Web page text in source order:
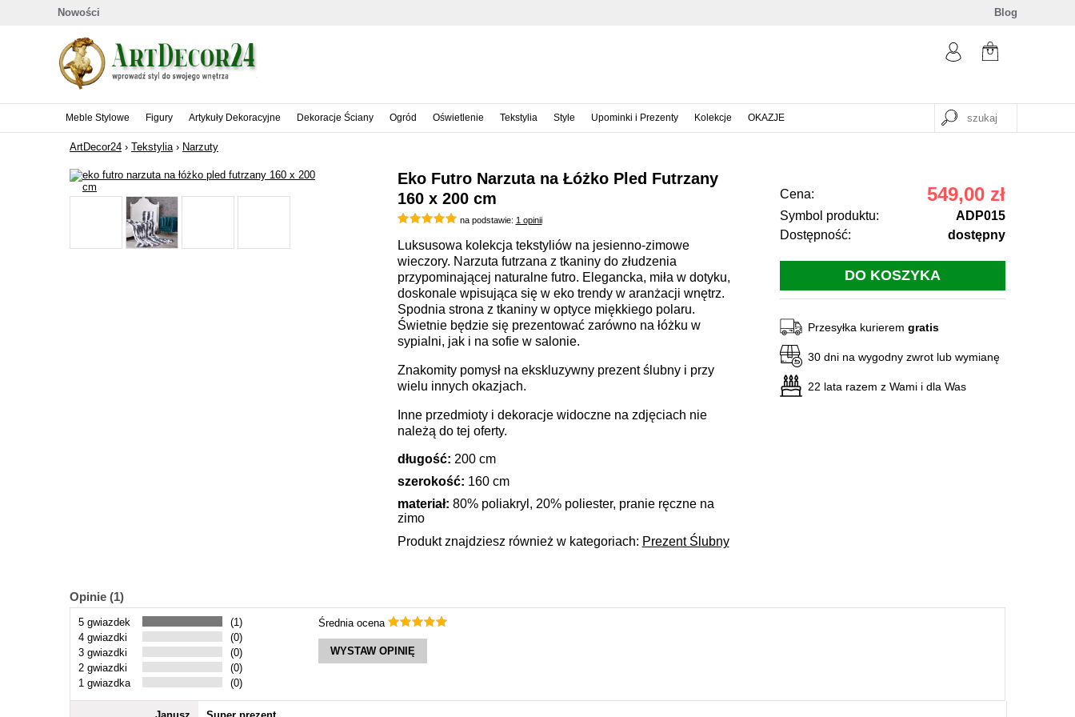
Nowości Blog
Meble Stylowe Figury Artykuły Dekoracyjne Dekoracje Ściany Ogród Oświetlenie Tekstylia Style Upominki i Prezenty Kolekcje OKAZJE
ArtDecor24 › Tekstylia › Narzuty
Eko Futro Narzuta na Łóżko Pled Futrzany
160 x 200 cm
na podstawie: 1 opinii
Luksusowa kolekcja tekstyliów na jesienno-zimowe
wieczory. Narzuta futrzana z tkaniny do złudzenia
przypominającej naturalne futro. Elegancka, miła w dotyku,
doskonale wpisująca się w eko trendy w aranżacji wnętrz.
Spodnia strona z tkaniny w optyce miękkiego polaru.
Świetnie będzie się prezentować zarówno na łóżku w
sypialni, jak i na sofie w salonie.
Znakomity pomysł na ekskluzywny prezent ślubny i przy
wielu innych okazjach.
Inne przedmioty i dekoracje widoczne na zdjęciach nie
należą do tej oferty.
długość: 200 cm
szerokość: 160 cm
materiał: 80% poliakryl, 20% poliester, pranie ręczne na
zimo
Produkt znajdziesz również w kategoriach: Prezent Ślubny
Cena: 549,00 zł
Symbol produktu:
ADP015
Dostępność:
dostępny
Przesyłka kurierem gratis
30 dni na wygodny zwrot lub wymianę
22 lata razem z Wami i dla Was
Opinie (1)
5 gwiazdek
(1)
4 gwiazdki
(0)
3 gwiazdki
(0)
2 gwiazdki
(0)
1 gwiazdka
(0)
Średnia ocena
WYSTAW OPINIĘ